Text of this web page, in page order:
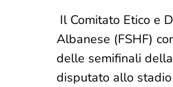
Il Comitato Etico e
Albanese (FSHF)
delle semifinali
disputato allo